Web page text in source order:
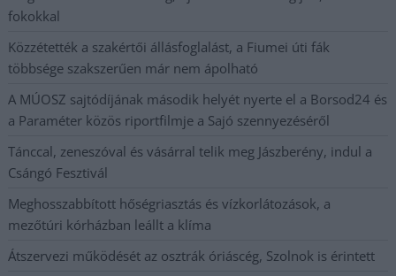
fokokkal
Közzétették a szakértői állásfoglalást, a Fiumei úti fák
többsége szakszerűen már nem ápolható
A MÚOSZ sajtódíjának második helyét nyerte el a Borsod24 és
a Paraméter közös riportfilmje a Sajó szennyezéséről
Tánccal, zeneszóval és vásárral telik meg Jászberény, indul a
Csángó Fesztivál
Meghosszabbított hőségriasztás és vízkorlátozások, a
mezőtúri kórházban leállt a klíma
Átszervezi működését az osztrák óriáscég, Szolnok is érintett